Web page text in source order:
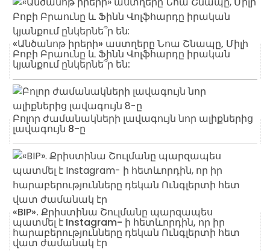
«Անծանոթ իրերի» աստղերը Նոա Շնապը, Միլի
Բոբի Բրաունը և Ֆինն Վոլֆհարդը իրական
կյանքում ընկերնե՞ր են:
Բոլոր ժամանակների լավագույն նոր ալիքներից
լավագույն 8-ը
«BIP». Քրիստինա Շուլմանը պարզապես
պատմել է Instagram- ի հետևորդին, որ իր
հարաբերությունները դեկան Ունգլերտի հետ
վատ ժամանակ էր